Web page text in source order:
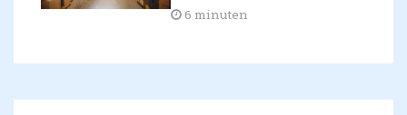
6 minuten